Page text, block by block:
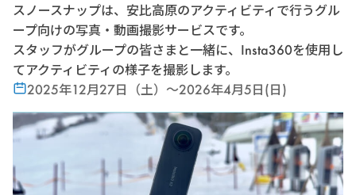
スノースナップは、安比高原のアクティビティで行うグル
ープ向けの写真・動画撮影サービスです。
スタッフがグループの皆さまと一緒に、Insta360を使用し
てアクティビティの様子を撮影します。
2025年12月27日（土）〜2026年4月5日(日)